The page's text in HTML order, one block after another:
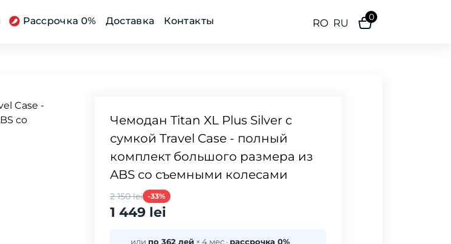
Рассрочка 0% Доставка Контакты RO RU 0
Чемодан Titan XL Plus Silver с
сумкой Travel Case - полный
комплект большого размера из
ABS со съемными колесами
2 150 lei -33%
1 449 lei
или по 362 лей× 4 мес · рассрочка 0%